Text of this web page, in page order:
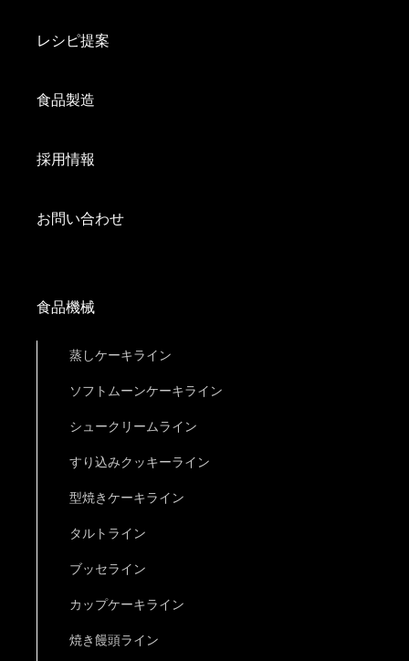
レシピ提案
食品製造
採用情報
お問い合わせ
食品機械
蒸しケーキライン
ソフトムーンケーキライン
シュークリームライン
すり込みクッキーライン
型焼きケーキライン
タルトライン
ブッセライン
カップケーキライン
焼き饅頭ライン